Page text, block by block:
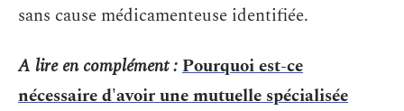
sans cause médicamenteuse identifiée.
A lire en complément :Pourquoi est-ce
nécessaire d'avoir une mutuelle spécialisée